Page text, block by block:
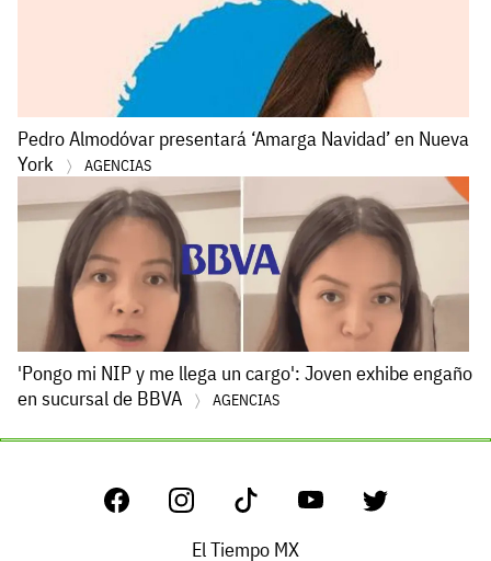
Pedro Almodóvar presentará ‘Amarga Navidad’ en Nueva
York
AGENCIAS
'Pongo mi NIP y me llega un cargo': Joven exhibe engaño
en sucursal de BBVA
AGENCIAS
El Tiempo MX